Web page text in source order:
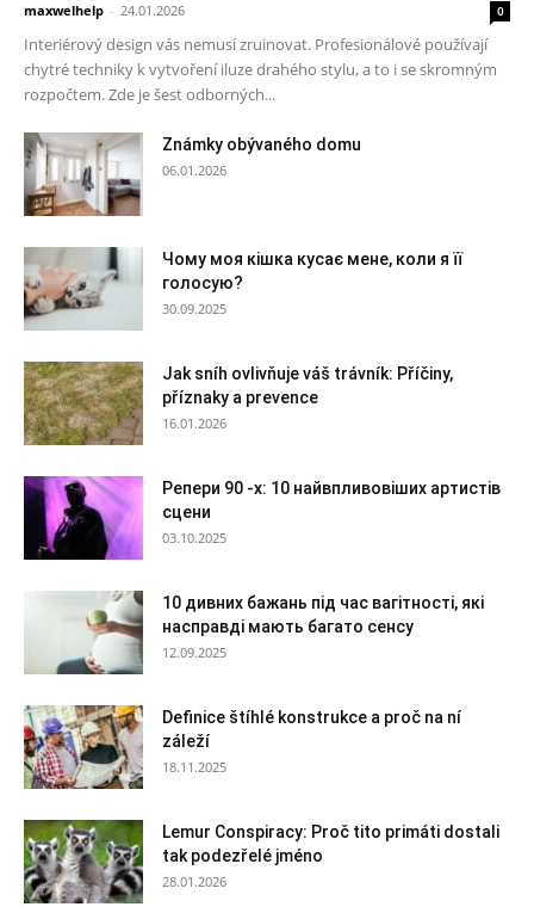
maxwelhelp - 24.01.2026 0
Interiérový design vás nemusí zruinovat. Profesionálové používají
chytré techniky k vytvoření iluze drahého stylu, a to i se skromným
rozpočtem. Zde je šest odborných...
Známky obývaného domu
06.01.2026
Чому моя кішка кусає мене, коли я її
голосую?
30.09.2025
Jak sníh ovlivňuje váš trávník: Příčiny,
příznaky a prevence
16.01.2026
Репери 90 -х: 10 найвпливовіших артистів
сцени
03.10.2025
10 дивних бажань під час вагітності, які
насправді мають багато сенсу
12.09.2025
Definice štíhlé konstrukce a proč na ní
záleží
18.11.2025
Lemur Conspiracy: Proč tito primáti dostali
tak podezřelé jméno
28.01.2026